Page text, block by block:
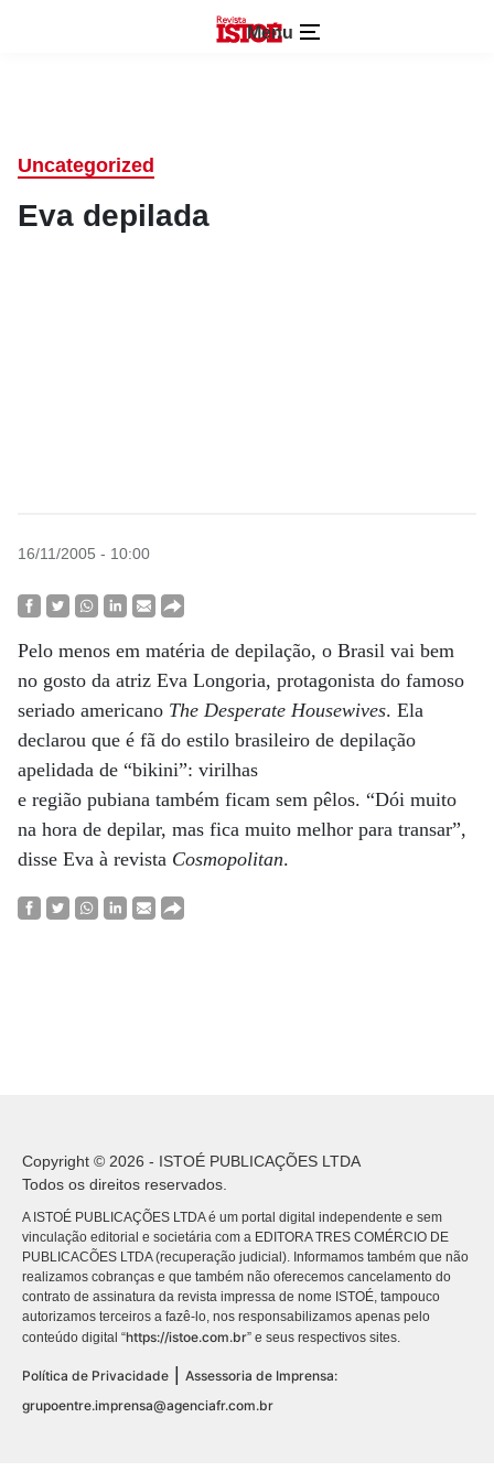
Menu
Uncategorized
Eva depilada
16/11/2005 - 10:00
Pelo menos em matéria de depilação, o Brasil vai bem
no gosto da atriz Eva Longoria, protagonista do famoso
seriado americano The Desperate Housewives. Ela
declarou que é fã do estilo brasileiro de depilação
apelidada de “bikini”: virilhas
e região pubiana também ficam sem pêlos. “Dói muito
na hora de depilar, mas fica muito melhor para transar”,
disse Eva à revista Cosmopolitan.
Copyright © 2026 - ISTOÉ PUBLICAÇÕES LTDA
Todos os direitos reservados.
A ISTOÉ PUBLICAÇÕES LTDA é um portal digital independente e sem
vinculação editorial e societária com a EDITORA TRES COMÉRCIO DE
PUBLICACÕES LTDA (recuperação judicial). Informamos também que não
realizamos cobranças e que também não oferecemos cancelamento do
contrato de assinatura da revista impressa de nome ISTOÉ, tampouco
autorizamos terceiros a fazê-lo, nos responsabilizamos apenas pelo
conteúdo digital “https://istoe.com.br” e seus respectivos sites.
Política de Privacidade
Assessoria de Imprensa:
grupoentre.imprensa@agenciafr.com.br